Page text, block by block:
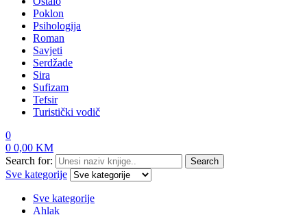
Poklon
Psihologija
Roman
Savjeti
Serdžade
Sira
Sufizam
Tefsir
Turistički vodič
0
0 0,00 KM
Search for:
Search
Sve kategorije
Sve kategorije
Ahlak